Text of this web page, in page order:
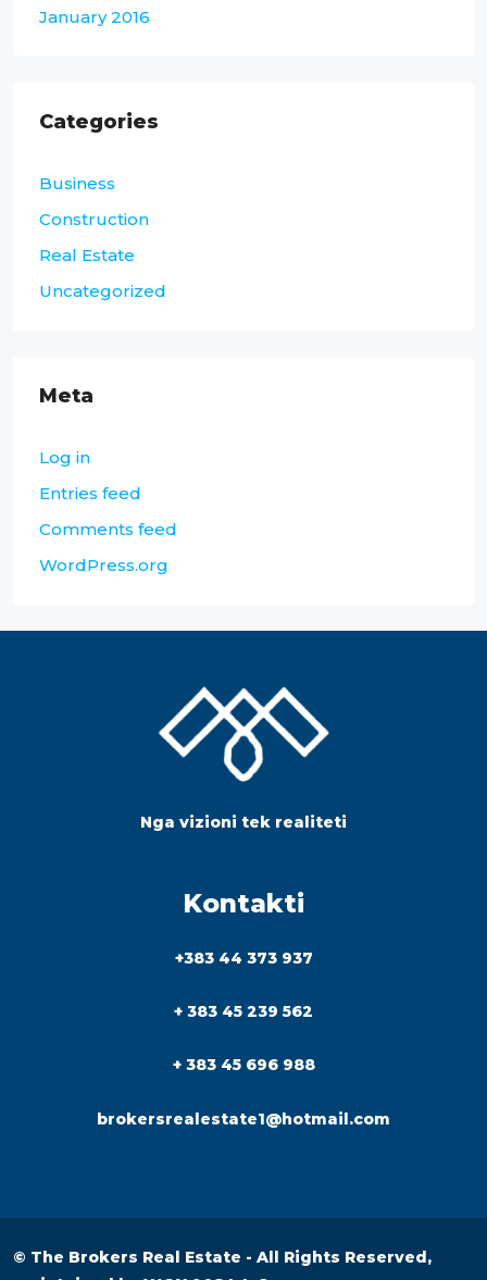
January 2016
Categories
Business
Construction
Real Estate
Uncategorized
Meta
Log in
Entries feed
Comments feed
WordPress.org
Nga vizioni tek realiteti
Kontakti
+383 44 373 937
+ 383 45 239 562
+ 383 45 696 988
brokersrealestate1@hotmail.com
© The Brokers Real Estate - All Rights Reserved,